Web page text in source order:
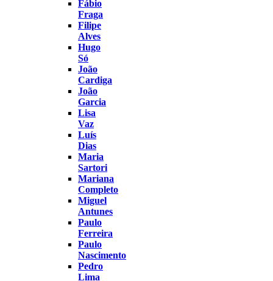
Fábio
Fraga
Filipe
Alves
Hugo
Só
João
Cardiga
João
Garcia
Lisa
Vaz
Luís
Dias
Maria
Sartori
Mariana
Completo
Miguel
Antunes
Paulo
Ferreira
Paulo
Nascimento
Pedro
Lima